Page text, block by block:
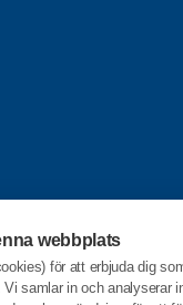
webbplats
för att erbjuda dig
samlar in och analyserar